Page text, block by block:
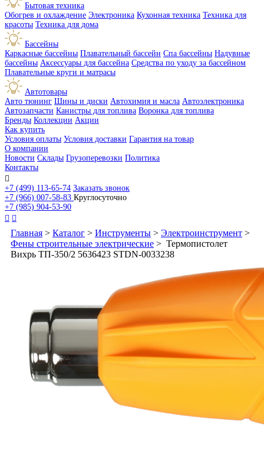
Бытовая техника
Обогрев и охлаждение Электроника Кухонная техника Техника для
красоты Техника для дома
Бассейны
Каркасные бассейны Плавательный бассейн Спа бассейны Надувные
бассейны Аксессуары для бассейна Средства по уходу за бассейном
Плавательные круги и матрасы
Автотовары
Авто тюнинг Шины и диски Автохимия и масла Автоэлектроника
Автозапчасти Канистры для топлива Воронка для топлива
Бренды Коллекции Акции
Как купить
Условия оплаты Условия доставки Гарантия на товар
О компании
Новости Склады Грузоперевозки Политика
Контакты

+7 (499) 113-65-74 Заказать звонок
+7 (966) 007-58-83 Круглосуточно
+7 (985) 904-53-90
 
Главная > Каталог > Инструменты > Электроинструмент >
Фены строительные электрические > Термопистолет
Вихрь ТП-350/2 5636423 STDN-0033238